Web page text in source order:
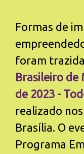
Formas de
foram
Brasileiro de
de 2023 -
realizado
Brasília. O
Programa